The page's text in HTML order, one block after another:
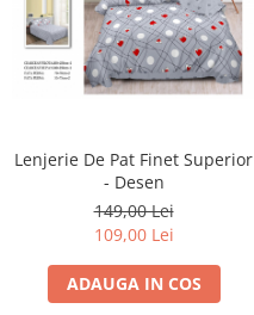
Lenjerie De Pat Finet Superior
- Desen
149,00 Lei
109,00 Lei
ADAUGA IN COS